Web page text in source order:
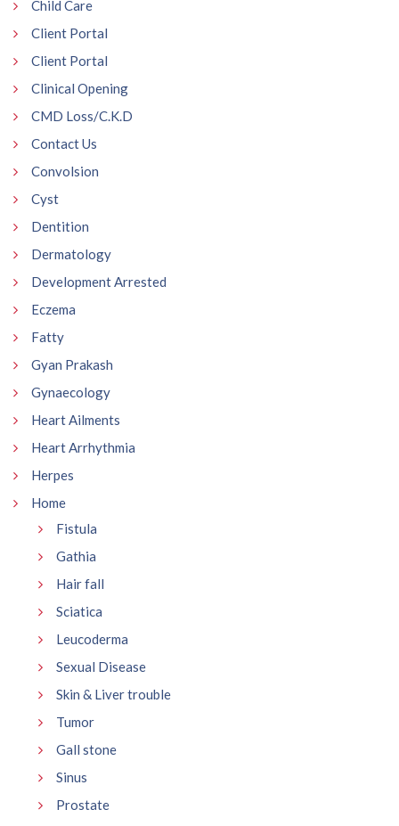
Child Care
Client Portal
Client Portal
Clinical Opening
CMD Loss/C.K.D
Contact Us
Convolsion
Cyst
Dentition
Dermatology
Development Arrested
Eczema
Fatty
Gyan Prakash
Gynaecology
Heart Ailments
Heart Arrhythmia
Herpes
Home
Fistula
Gathia
Hair fall
Sciatica
Leucoderma
Sexual Disease
Skin & Liver trouble
Tumor
Gall stone
Sinus
Prostate